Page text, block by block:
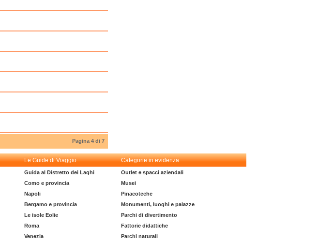
Pagina 4 di 7
Le Guide di Viaggio Categorie in evidenza
Guida al Distretto dei Laghi
Como e provincia
Napoli
Bergamo e provincia
Le isole Eolie
Roma
Venezia
Outlet e spacci aziendali
Musei
Pinacoteche
Monumenti, luoghi e palazze
Parchi di divertimento
Fattorie didattiche
Parchi naturali